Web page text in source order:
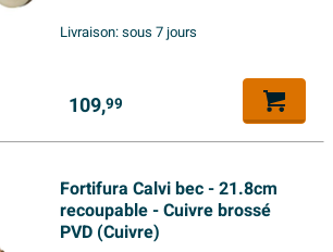
Livraison:sous 7 jours
109,99
Fortifura Calvi bec - 21.8cm
recoupable - Cuivre brossé
PVD (Cuivre)